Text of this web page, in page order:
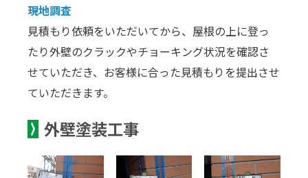
現地調査
見積もり依頼をいただいてから、屋根の上に登っ
たり外壁のクラックやチョーキング状況を確認さ
せていただき、お客様に合った見積もりを提出させ
ていただきます。
外壁塗装工事